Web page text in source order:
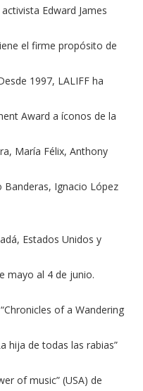
Edward James
el firme propósito de
1997, LALIFF ha
Award a íconos de la
María Félix, Anthony
Ignacio López
Estados Unidos y
mayo al 4 de junio.
of a Wandering
hija de todas las rabias”
of music” (USA) de